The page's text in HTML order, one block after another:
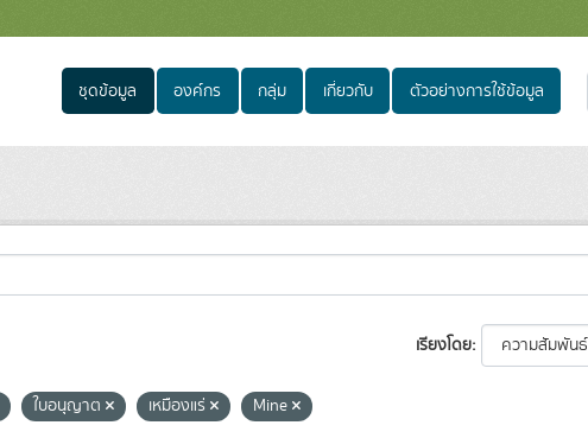
ชุดข้อมูล องค์กร กลุ่ม เกี่ยวกับ ตัวอย่างการใช้ข้อมูล
เรียงโดย
ใบอนุญาต เหมืองแร่ Mine